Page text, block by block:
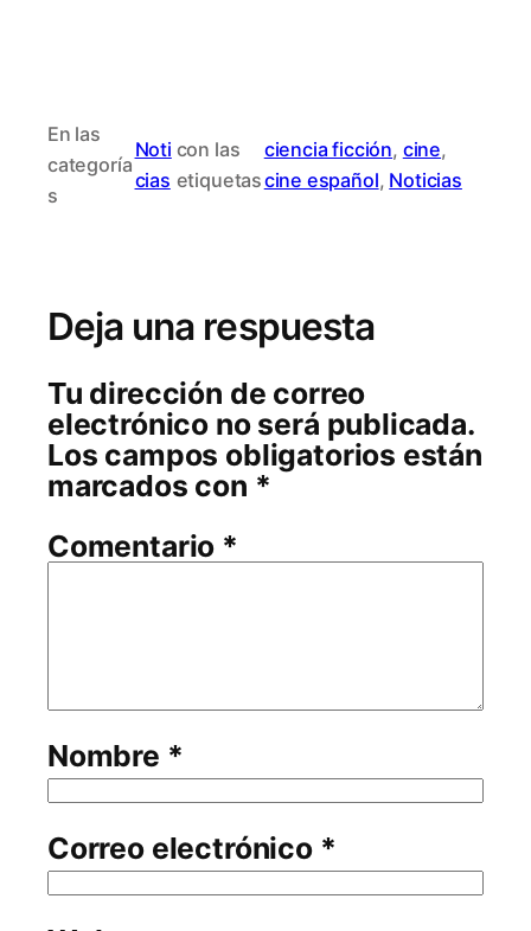
En las
categoría
s
Noti
cias
con las
etiquetas
ciencia ficción, cine
cine español, Noticias
Deja una respuesta
Tu dirección de correo
electrónico no será publicada.
Los campos obligatorios están
marcados con *
Comentario *
Nombre *
Correo electrónico *